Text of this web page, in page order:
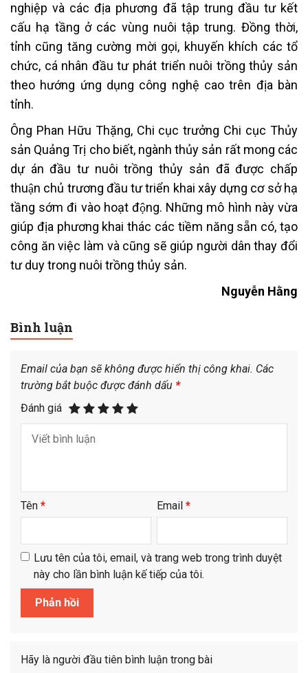
nghiệp và các địa phương đã tập trung đầu tư kết
cấu hạ tầng ở các vùng nuôi tập trung. Đồng thời,
tỉnh cũng tăng cường mời gọi, khuyến khích các tổ
chức, cá nhân đầu tư phát triển nuôi trồng thủy sản
theo hướng ứng dụng công nghệ cao trên địa bàn
tỉnh.
Ông Phan Hữu Thặng, Chi cục trưởng Chi cục Thủy
sản Quảng Trị cho biết, ngành thủy sản rất mong các
dự án đầu tư nuôi trồng thủy sản đã được chấp
thuận chủ trương đầu tư triển khai xây dựng cơ sở hạ
tầng sớm đi vào hoạt động. Những mô hình này vừa
giúp địa phương khai thác các tiềm năng sẵn có, tạo
công ăn việc làm và cũng sẽ giúp người dân thay đổi
tư duy trong nuôi trồng thủy sản.
Nguyễn Hằng
Bình luận
Email của bạn sẽ không được hiển thị công khai. Các
trường bắt buộc được đánh dấu *
Đánh giá
Tên * Email *
Lưu tên của tôi, email, và trang web trong trình duyệt
này cho lần bình luận kế tiếp của tôi.
Hãy là người đầu tiên bình luận trong bài